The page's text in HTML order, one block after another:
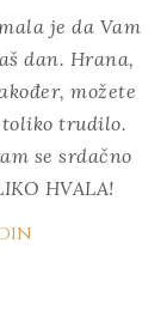
je da Vam
dan. Hrana,
možete
toliko trudilo.
se srdačno
HVALA!